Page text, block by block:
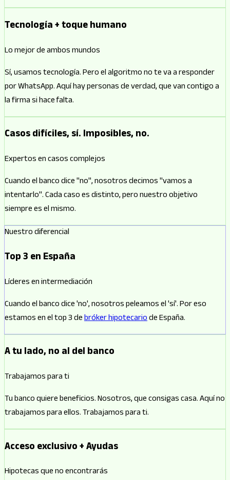
Tecnología + toque humano
Lo mejor de ambos mundos
Sí, usamos tecnología. Pero el algoritmo no te va a responder
por WhatsApp. Aquí hay personas de verdad, que van contigo a
la firma si hace falta.
Casos difíciles, sí. Imposibles, no.
Expertos en casos complejos
Cuando el banco dice "no", nosotros decimos "vamos a
intentarlo". Cada caso es distinto, pero nuestro objetivo
siempre es el mismo.
Nuestro diferencial
Top 3 en España
Líderes en intermediación
Cuando el banco dice 'no', nosotros peleamos el 'sí'. Por eso
estamos en el top 3 debróker hipotecariode España.
A tu lado, no al del banco
Trabajamos para ti
Tu banco quiere beneficios. Nosotros, que consigas casa. Aquí no
trabajamos para ellos. Trabajamos para ti.
Acceso exclusivo + Ayudas
Hipotecas que no encontrarás